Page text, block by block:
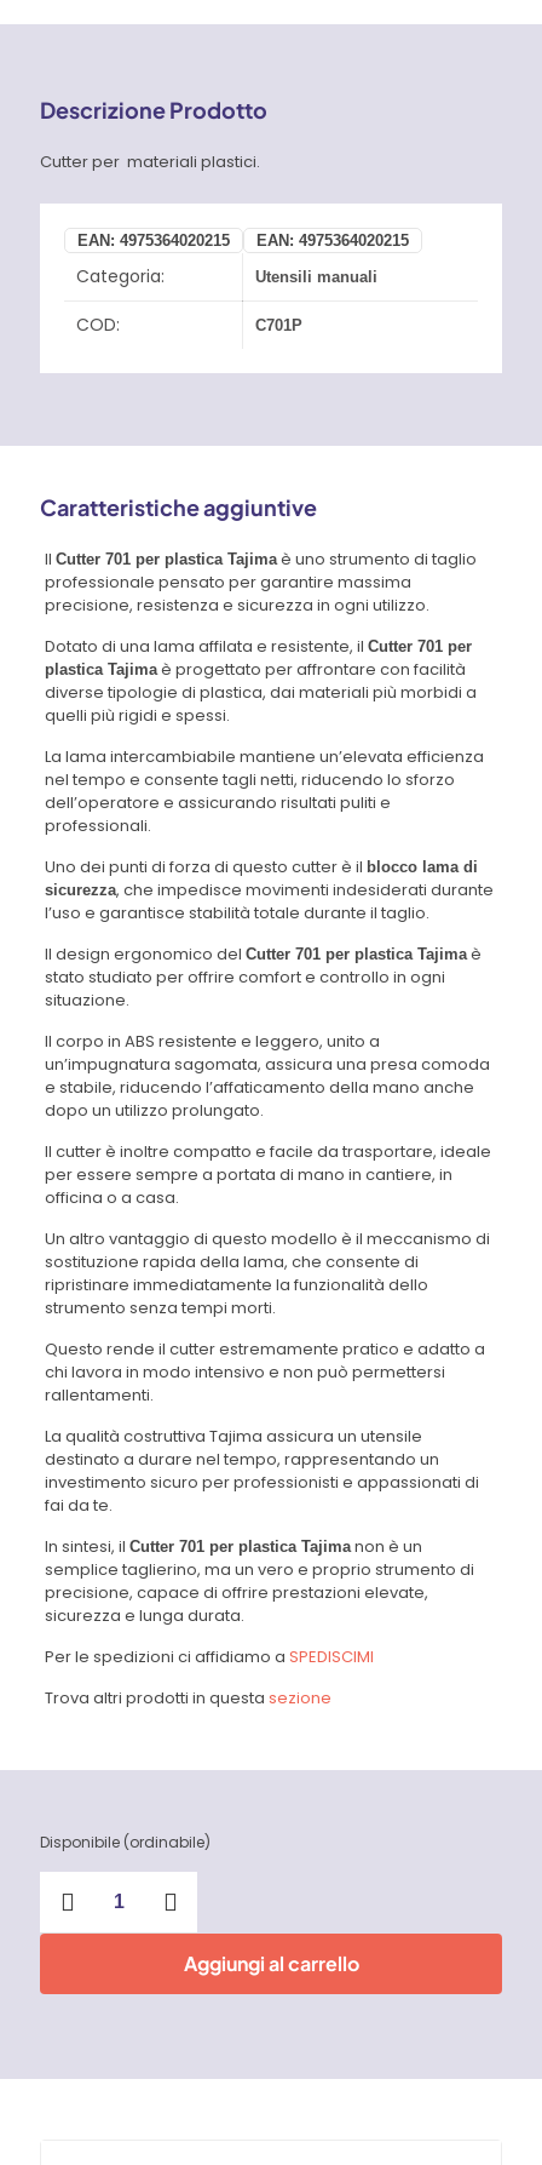
Descrizione Prodotto
Cutter per materiali plastici.
EAN: 4975364020215 EAN: 4975364020215
Categoria: Utensili manuali
COD: C701P
Caratteristiche aggiuntive
Il Cutter 701 per plastica Tajimaè uno strumento di taglio
professionale pensato per garantire massima
precisione, resistenza e sicurezza in ogni utilizzo.
Dotato di una lama affilata e resistente, il Cutter 701 per
plastica Tajimaè progettato per affrontare con facilità
diverse tipologie di plastica, dai materiali più morbidi a
quelli più rigidi e spessi.
La lama intercambiabile mantiene un’elevata efficienza
nel tempo e consente tagli netti, riducendo lo sforzo
dell’operatore e assicurando risultati puliti e
professionali.
Uno dei punti di forza di questo cutter è il blocco lama di
sicurezza, che impedisce movimenti indesiderati durante
l’uso e garantisce stabilità totale durante il taglio.
Il design ergonomico del Cutter 701 per plastica Tajimaè
stato studiato per offrire comfort e controllo in ogni
situazione.
Il corpo in ABS resistente e leggero, unito a
un’impugnatura sagomata, assicura una presa comoda
e stabile, riducendo l’affaticamento della mano anche
dopo un utilizzo prolungato.
Il cutter è inoltre compatto e facile da trasportare, ideale
per essere sempre a portata di mano in cantiere, in
officina o a casa.
Un altro vantaggio di questo modello è il meccanismo di
sostituzione rapida della lama, che consente di
ripristinare immediatamente la funzionalità dello
strumento senza tempi morti.
Questo rende il cutter estremamente pratico e adatto a
chi lavora in modo intensivo e non può permettersi
rallentamenti.
La qualità costruttiva Tajima assicura un utensile
destinato a durare nel tempo, rappresentando un
investimento sicuro per professionisti e appassionati di
fai da te.
In sintesi, il Cutter 701 per plastica Tajimanon è un
semplice taglierino, ma un vero e proprio strumento di
precisione, capace di offrire prestazioni elevate,
sicurezza e lunga durata.
Per le spedizioni ci affidiamo a SPEDISCIMI
Trova altri prodotti in questa sezione
Disponibile (ordinabile)
per
quantità
Aggiungi al carrello